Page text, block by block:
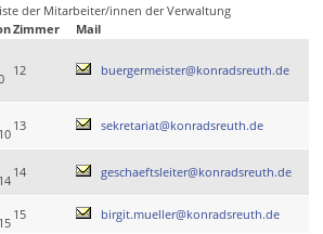
der Mitarbeiter/innen der Verwaltung
Zimmer
Mail
12 buergermeister@konradsreuth.de
13 sekretariat@konradsreuth.de
14 geschaeftsleiter@konradsreuth.de
15 birgit.mueller@konradsreuth.de